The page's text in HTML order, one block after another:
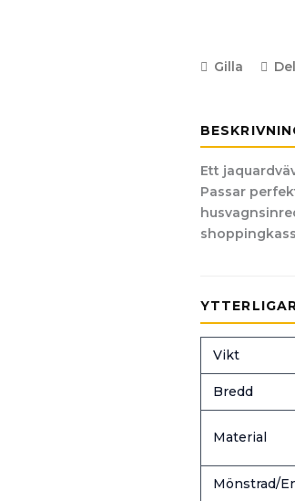
Gilla
Ett
Passar
Vikt
Bredd
Material
Mönstrad/